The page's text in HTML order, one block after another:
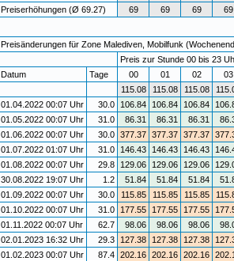
Preiserhöhungen (Ø 69.27)
69 69 69 69
Preisänderungen für Zone Malediven, Mobilfunk
Preis zur Stunde 00 bis 23
Datum
Tage 00 01 02
115.08
115.08 115.08
01.04.2022 00:07 Uhr
30.0 106.84 106.84 106.84
01.05.2022 00:07 Uhr
31.0 86.31 86.31 86.31
01.06.2022 00:07 Uhr
30.0 377.37 377.37 377.37
01.07.2022 01:07 Uhr
31.0 146.43 146.43 146.43
01.08.2022 00:07 Uhr
29.8 129.06 129.06 129.06
30.08.2022 19:07 Uhr
1.2 51.84 51.84 51.84
01.09.2022 00:07 Uhr
30.0 115.85 115.85 115.85
01.10.2022 00:07 Uhr
31.0 177.55 177.55 177.55
01.11.2022 00:07 Uhr
62.7 98.06 98.06 98.06
02.01.2023 16:32 Uhr
29.3 127.38 127.38 127.38
01.02.2023 00:07 Uhr
87.4 202.16 202.16 202.16